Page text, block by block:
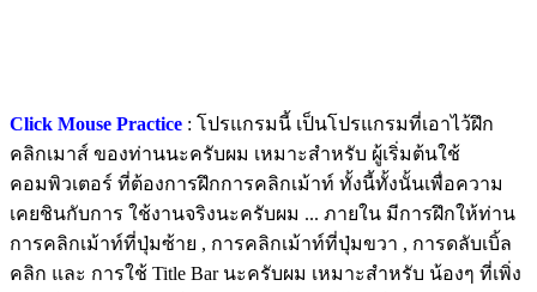
Click Mouse Practice : โปรแกรมนี้ เป็นโปรแกรมที่เอาไว้ฝึก
คลิกเมาส์ ของท่านนะครับผม เหมาะสำหรับ ผู้เริ่มต้นใช้
คอมพิวเตอร์ ที่ต้องการฝึกการคลิกเม้าท์ ทั้งนี้ทั้งนั้นเพื่อความ
เคยชินกับการ ใช้งานจริงนะครับผม ... ภายใน มีการฝึกให้ท่าน
การคลิกเม้าท์ที่ปุ่มซ้าย , การคลิกเม้าท์ที่ปุ่มขวา , การดลับเบิ้ล
คลิก และ การใช้ Title Bar นะครับผม เหมาะสำหรับ น้องๆ ที่เพิ่ง